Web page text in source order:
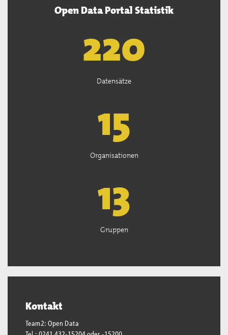
Open Data Portal Statistik
222
Datensätze
15
Organisationen
13
Gruppen
Kontakt
Team2: Open Data